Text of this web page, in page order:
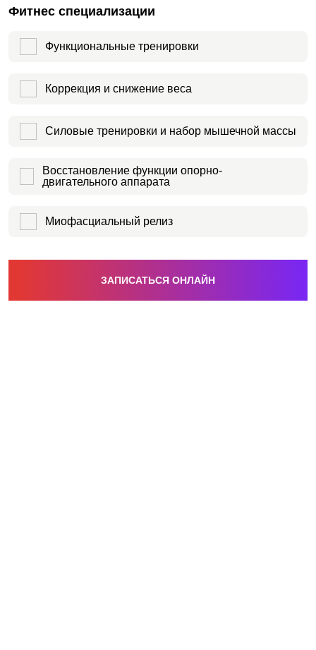
Фитнес специализации
Функциональные тренировки
Коррекция и снижение веса
Силовые тренировки и набор мышечной массы
Восстановление функции опорно-
двигательного аппарата
Миофасциальный релиз
ЗАПИСАТЬСЯ ОНЛАЙН